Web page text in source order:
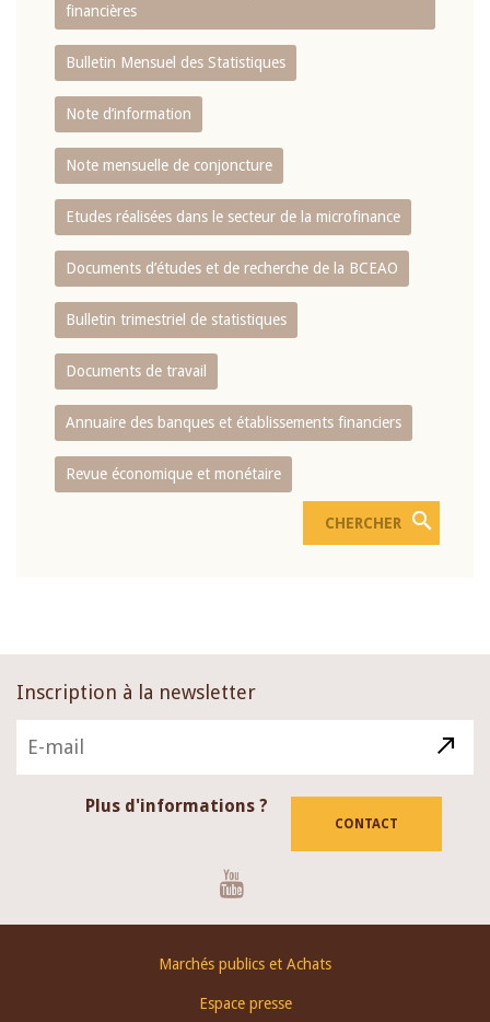
financières
Bulletin Mensuel des Statistiques
Note d’information
Note mensuelle de conjoncture
Etudes réalisées dans le secteur de la microfinance
Documents d’études et de recherche de la BCEAO
Bulletin trimestriel de statistiques
Documents de travail
Annuaire des banques et établissements financiers
Revue économique et monétaire
Inscription à la newsletter
Plus d'informations ?
CONTACT
Marchés publics et Achats
Espace presse